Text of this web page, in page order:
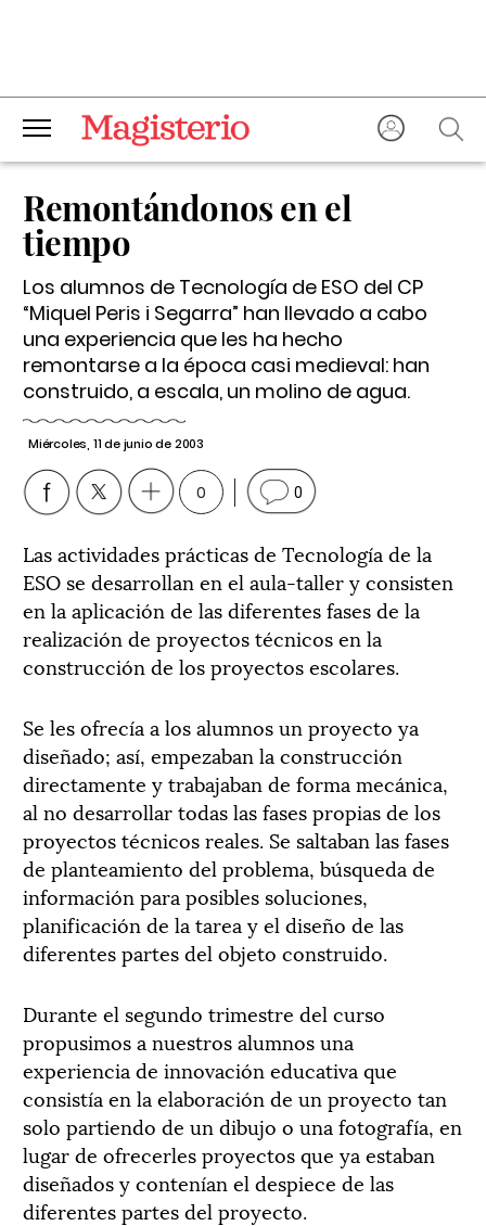
Remontándonos en el
tiempo
Los alumnos de Tecnología de ESO del CP
“Miquel Peris i Segarra” han llevado a cabo
una experiencia que les ha hecho
remontarse a la época casi medieval: han
construido, a escala, un molino de agua.
Miércoles, 11 de junio de 2003
0 0
Las actividades prácticas de Tecnología de la
ESO se desarrollan en el aula-taller y consisten
en la aplicación de las diferentes fases de la
realización de proyectos técnicos en la
construcción de los proyectos escolares.
Se les ofrecía a los alumnos un proyecto ya
diseñado; así, empezaban la construcción
directamente y trabajaban de forma mecánica,
al no desarrollar todas las fases propias de los
proyectos técnicos reales. Se saltaban las fases
de planteamiento del problema, búsqueda de
información para posibles soluciones,
planificación de la tarea y el diseño de las
diferentes partes del objeto construido.
Durante el segundo trimestre del curso
propusimos a nuestros alumnos una
experiencia de innovación educativa que
consistía en la elaboración de un proyecto tan
solo partiendo de un dibujo o una fotografía, en
lugar de ofrecerles proyectos que ya estaban
diseñados y contenían el despiece de las
diferentes partes del proyecto.